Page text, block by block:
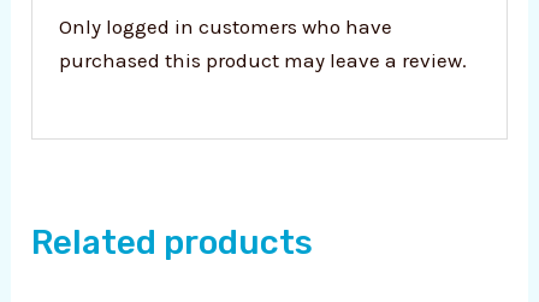
Only logged in customers who have
purchased this product may leave a review.
Related products